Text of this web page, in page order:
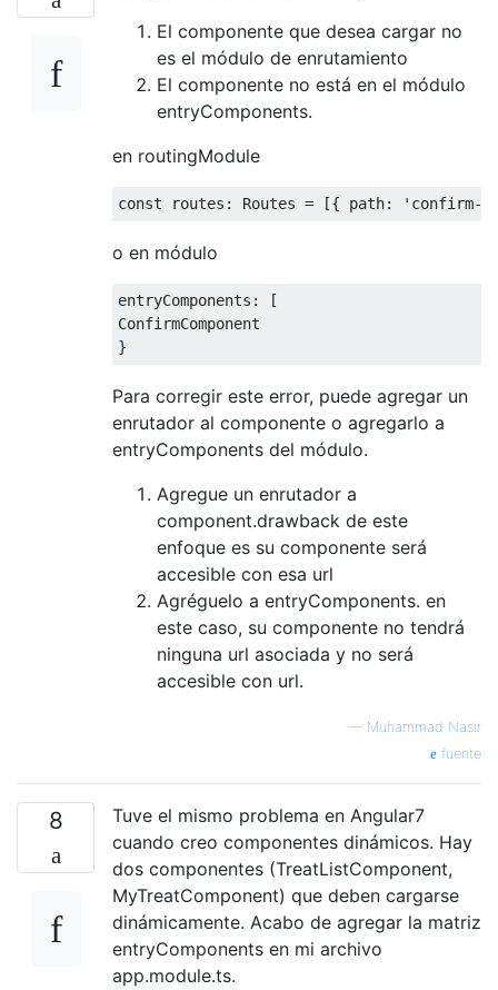
El componente que desea cargar no
es el módulo de enrutamiento
El componente no está en el módulo
entryComponents.
en routingModule
o en módulo
entryComponents: [
ConfirmComponent
Para corregir este error, puede agregar un
enrutador al componente o agregarlo a
entryComponents del módulo.
Agregue un enrutador a
component.drawback de este
enfoque es su componente será
accesible con esa url
Agréguelo a entryComponents. en
este caso, su componente no tendrá
ninguna url asociada y no será
accesible con url.
— Muhammad Nasir
fuente
8
Tuve el mismo problema en Angular7
cuando creo componentes dinámicos. Hay
dos componentes (TreatListComponent,
MyTreatComponent) que deben cargarse
dinámicamente. Acabo de agregar la matriz
entryComponents en mi archivo
app.module.ts.